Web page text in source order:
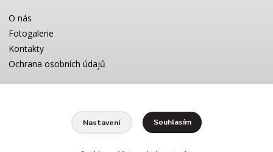
O nás
Fotogalerie
Kontakty
Ochrana osobních údajů
Potřebujete poradit s výběrem? Neváhejte se zeptat:
+420 728 772 566
Nastavení Souhlasím